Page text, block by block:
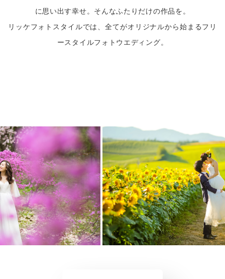
に思い出す幸せ。そんなふたりだけの作品を。
リッケフォトスタイルでは、全てがオリジナルから始まるフリ
ースタイルフォトウエディング。